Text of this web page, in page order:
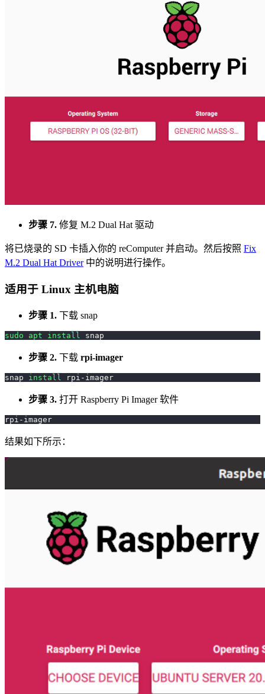
步骤 7. 修复 M.2 Dual Hat 驱动
将已烧录的 SD 卡插入你的 reComputer 并启动。然后按照 Fix
M.2 Dual Hat Driver中的说明进行操作。
适用于 Linux 主机电脑
步骤 1. 下载 snap
sudo apt install snap
步骤 2. 下载 rpi-imager
snap install rpi-imager
步骤 3. 打开 Raspberry Pi Imager 软件
rpi-imager
结果如下所示：